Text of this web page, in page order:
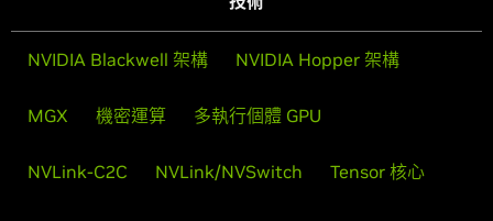
NVIDIA Blackwell 架構 NVIDIA Hopper 架構
MGX 機密運算 多執行個體 GPU
NVLink-C2C NVLink/NVSwitch Tensor 核心